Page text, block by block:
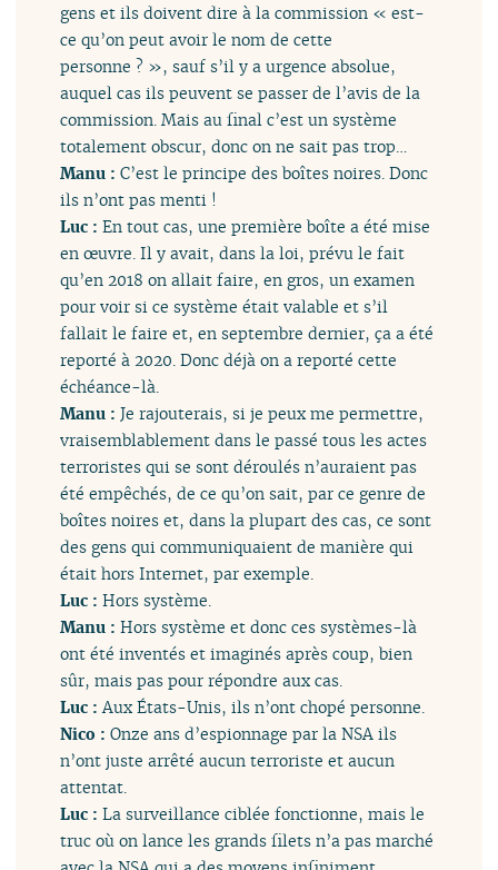
gens et ils doivent dire à la commission « est-
ce qu’on peut avoir le nom de cette
personne ? », sauf s’il y a urgence absolue,
auquel cas ils peuvent se passer de l’avis de la
commission. Mais au final c’est un système
totalement obscur, donc on ne sait pas trop…
Manu :C’est le principe des boîtes noires. Donc
ils n’ont pas menti !
Luc :En tout cas, une première boîte a été mise
en œuvre. Il y avait, dans la loi, prévu le fait
qu’en 2018 on allait faire, en gros, un examen
pour voir si ce système était valable et s’il
fallait le faire et, en septembre dernier, ça a été
reporté à 2020. Donc déjà on a reporté cette
échéance-là.
Manu :Je rajouterais, si je peux me permettre,
vraisemblablement dans le passé tous les actes
terroristes qui se sont déroulés n’auraient pas
été empêchés, de ce qu’on sait, par ce genre de
boîtes noires et, dans la plupart des cas, ce sont
des gens qui communiquaient de manière qui
était hors Internet, par exemple.
Luc :Hors système.
Manu :Hors système et donc ces systèmes-là
ont été inventés et imaginés après coup, bien
sûr, mais pas pour répondre aux cas.
Luc :Aux États-Unis, ils n’ont chopé personne.
Nico :Onze ans d’espionnage par la NSA ils
n’ont juste arrêté aucun terroriste et aucun
attentat.
Luc :La surveillance ciblée fonctionne, mais le
truc où on lance les grands filets n’a pas marché